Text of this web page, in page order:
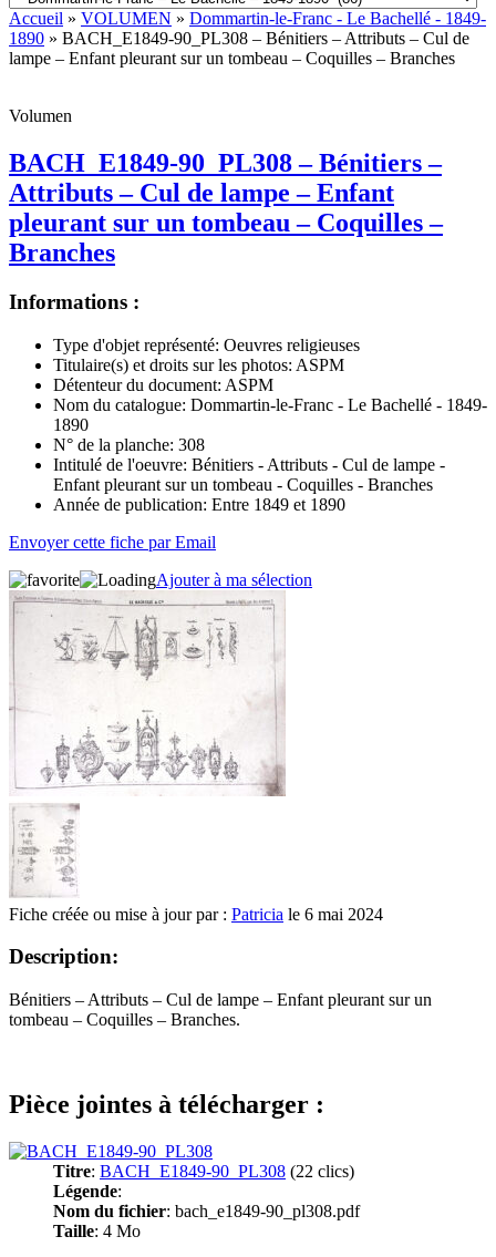
Accueil » VOLUMEN » Dommartin-le-Franc - Le Bachellé - 1849-
1890 » BACH_E1849-90_PL308 – Bénitiers – Attributs – Cul de
lampe – Enfant pleurant sur un tombeau – Coquilles – Branches
Volumen
BACH_E1849-90_PL308 – Bénitiers –
Attributs – Cul de lampe – Enfant
pleurant sur un tombeau – Coquilles –
Branches
Informations :
Type d'objet représenté: Oeuvres religieuses
Titulaire(s) et droits sur les photos: ASPM
Détenteur du document: ASPM
Nom du catalogue: Dommartin-le-Franc - Le Bachellé - 1849-
1890
N° de la planche: 308
Intitulé de l'oeuvre: Bénitiers - Attributs - Cul de lampe -
Enfant pleurant sur un tombeau - Coquilles - Branches
Année de publication: Entre 1849 et 1890
Envoyer cette fiche par Email
Ajouter à ma sélection
Fiche créée ou mise à jour par : Patricia le 6 mai 2024
Description:
Bénitiers – Attributs – Cul de lampe – Enfant pleurant sur un
tombeau – Coquilles – Branches.
Pièce jointes à télécharger :
Titre: BACH_E1849-90_PL308 (22 clics)
Légende:
Nom du fichier: bach_e1849-90_pl308.pdf
Taille: 4 Mo